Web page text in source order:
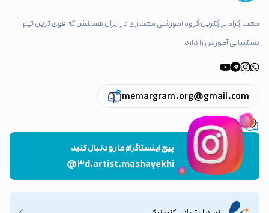
معمارگرام بزرگترین گروه آموزشی معماری در ایران هستش که قوی ترین تیم
پشتیبانی آموزش را دارد
memargram.org@gmail.com
تهران ، پاسداران
پیج اینستاگرام ما رو دنبال کنید
@۳d.artist.mashayekhi